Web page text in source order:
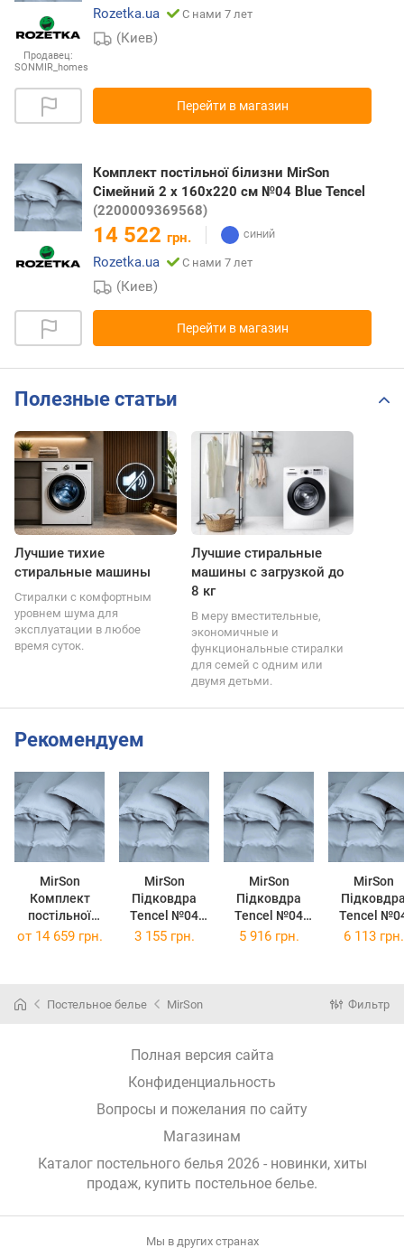
Продавец:
SONMIR_homes
Rozetka.ua
С нами 7 лет
(Киев)
Перейти в магазин
Комплект постільної білизни MirSon
Сімейний 2 x 160x220 см №04 Blue Tencel
(2200009369568)
14 522 грн.
Rozetka.ua
С нами 7 лет
(Киев)
Перейти в магазин
Полезные статьи
Лучшие тихие
стиральные машины
Стиралки с комфортным
уровнем шума для
эксплуатации в любое
время суток.
Лучшие стиральные
машины с загрузкой до
8 кг
В меру вместительные,
экономичные и
функциональные стиралки
для семей с одним или
двумя детьми.
Рекомендуем
MirSon
Комплект
постільної
білизни Tencel
MirSon
Підковдра
Tencel №04
Blue 110х140
MirSon
Підковдра
Tencel №04
Blue 143х210
MirSon
Tencel
Blue
от 14 659 грн. 3 155 грн. 5 916 грн. 6 113 грн.
Постельное белье MirSon Фильтр
Полная версия сайта
Конфиденциальность
Вопросы и пожелания по сайту
Магазинам
Каталог постельного белья 2026 - новинки, хиты
продаж, купить постельное белье.
Мы в других странах